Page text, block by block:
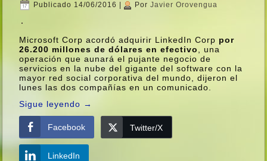
Publicado 14/06/2016 Por Javier Orovengua
Microsoft Corp acordó adquirir LinkedIn Corp por
26.200 millones de dólares en efectivo
, una
operación que aunará el pujante negocio de
servicios en la nube del gigante del software con la
mayor red social corporativa del mundo, dijeron el
lunes las dos compañí­as en un comunicado.
Sigue leyendo →
Facebook Twitter/X
LinkedIn